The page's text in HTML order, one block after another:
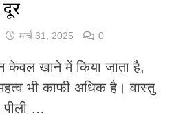
दूर
मार्च 31, 2025 0
केवल खाने में किया जाता है,
भी काफी अधिक है। वास्तु
पीली …